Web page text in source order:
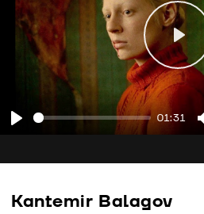
01:31
Play
Kantemir Balagov